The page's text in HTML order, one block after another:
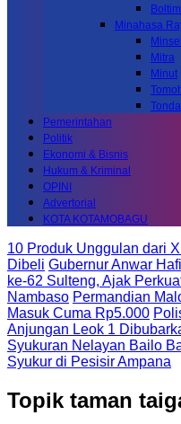
Boltim
Minahasa
Minsel
Mitra
Minut
Pemerintahan
Politik
Ekonomi & Bisnis
Hukum & Kriminal
OPINI
Advertorial
KOTA KOTAMOBAGU
10 Produk Unggulan dari
Dibeli Gubernur Anwar
ke-62 Sulteng, Ajak
Nambaso Permandian
Masuk Cuma Rp5.000
Anjungan Leok 1
Syukuran Nelayan Bailo
Syukur di Pesisir Ampana
Topik taman